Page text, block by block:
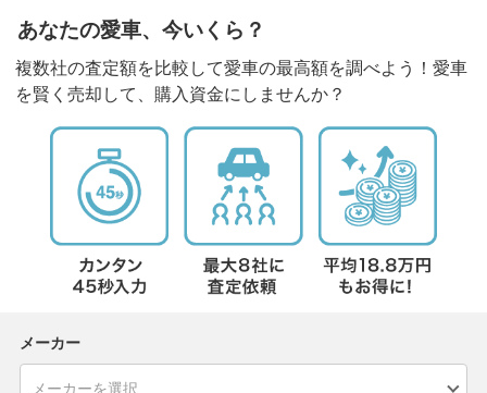
あなたの愛車、今いくら？
複数社の査定額を比較して愛車の最高額を調べよう！愛車
を賢く売却して、購入資金にしませんか？
メーカー